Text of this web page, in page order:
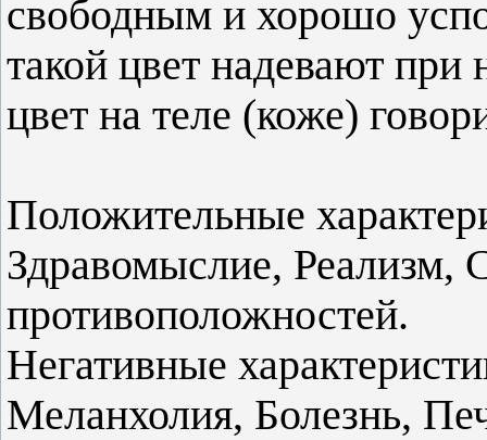
свободным и хорошо
такой цвет надевают
цвет на теле (коже)
Положительные
Здравомыслие, Реализм,
противоположностей.
Негативные
Меланхолия, Болезнь,